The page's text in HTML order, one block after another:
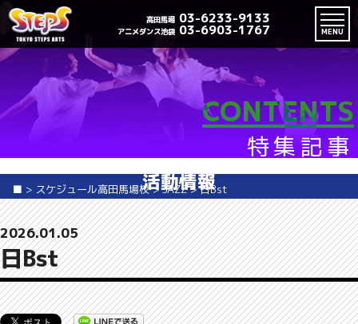
高田馬場 03-6233-9133
アニメダンス池袋 03-6903-1767 MENU
CONTENTS
特集記事
■ > スケジュール高田馬場校>JAZZ>日Bst
活動情報
2026.01.05
日Bst